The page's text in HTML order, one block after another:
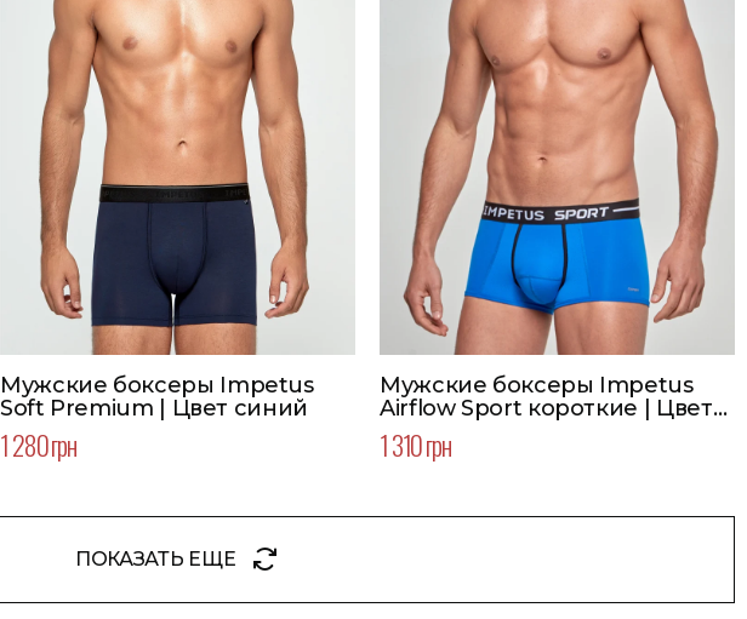
Мужские боксеры Impetus
Soft Premium | Цвет синий
1 280 грн
Мужские боксеры Impetus
Airflow Sport короткие | Цвет
синий
1 310 грн
ПОКАЗАТЬ ЕЩЕ